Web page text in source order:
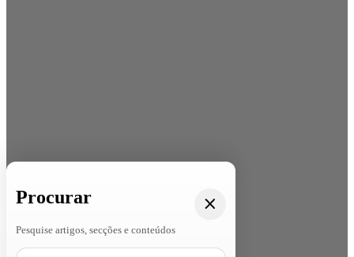
Procurar
Pesquise artigos, secções e conteúdos